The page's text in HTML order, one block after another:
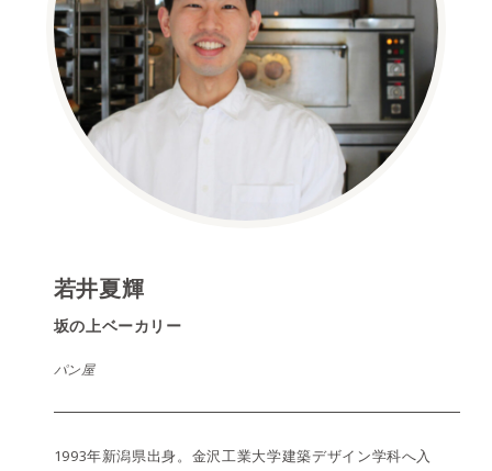
若井夏輝
坂の上ベーカリー
パン屋
1993年新潟県出身。金沢工業大学建築デザイン学科へ入